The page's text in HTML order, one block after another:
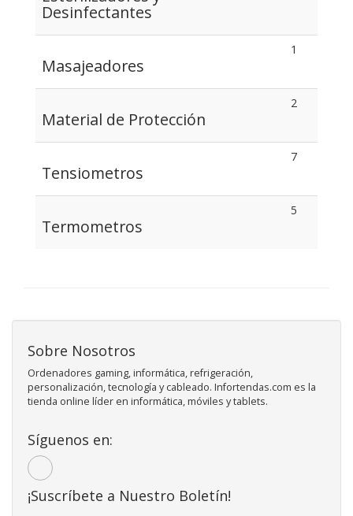
Desinfectantes
Masajeadores
1
Material de Protección
2
Tensiometros
7
Termometros
5
Sobre Nosotros
Ordenadores gaming, informática, refrigeración,
personalización, tecnología y cableado. Infortendas.com es la
tienda online líder en informática, móviles y tablets.
Síguenos en:
¡Suscríbete a Nuestro Boletín!